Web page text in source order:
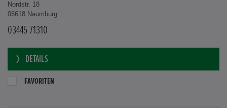
Nordstr. 18
06618 Naumburg
03445 71310
DETAILS
FAVORITEN